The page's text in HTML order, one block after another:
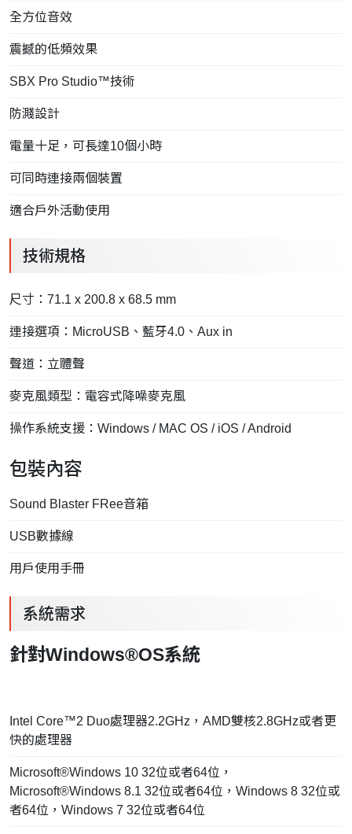
全方位音效
震撼的低頻效果
SBX Pro Studio™技術
防濺設計
電量十足，可長達10個小時
可同時連接兩個裝置
適合戶外活動使用
技術規格
尺寸：71.1 x 200.8 x 68.5 mm
連接選項：MicroUSB、藍牙4.0、Aux in
聲道：立體聲
麥克風類型：電容式降噪麥克風
操作系統支援：Windows / MAC OS / iOS / Android
包裝內容
Sound Blaster FRee音箱
USB數據線
用戶使用手冊
系統需求
針對Windows®OS系統
Intel Core™2 Duo處理器2.2GHz，AMD雙核2.8GHz或者更
快的處理器
Microsoft®Windows 10 32位或者64位，
Microsoft®Windows 8.1 32位或者64位，Windows 8 32位或
者64位，Windows 7 32位或者64位